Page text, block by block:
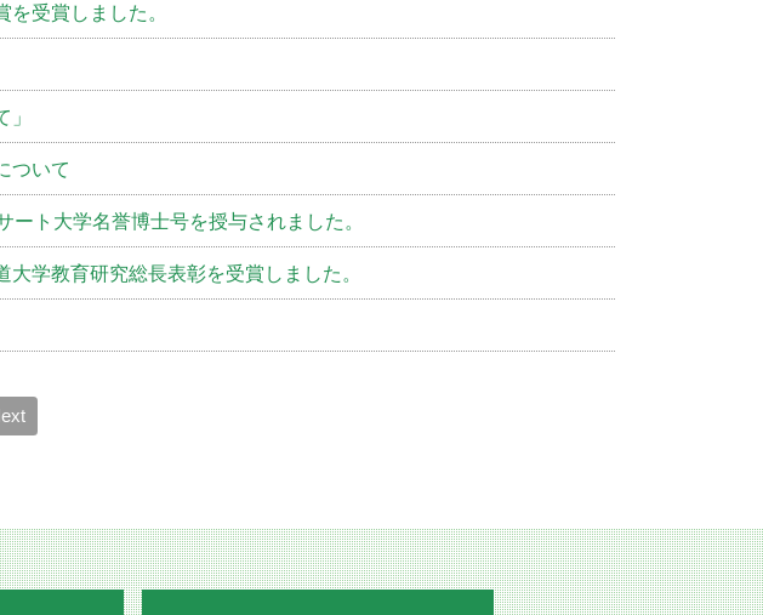
受賞しました。
ついて
ト大学名誉博士号を授与されました。
学教育研究総長表彰を受賞しました。